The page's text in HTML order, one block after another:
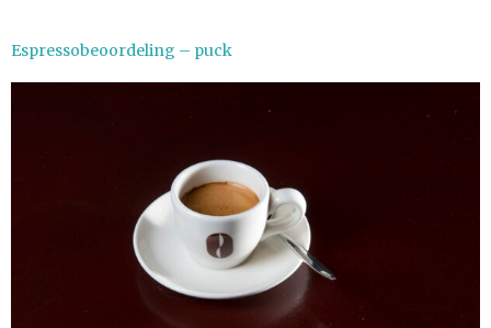
Espressobeoordeling – puck